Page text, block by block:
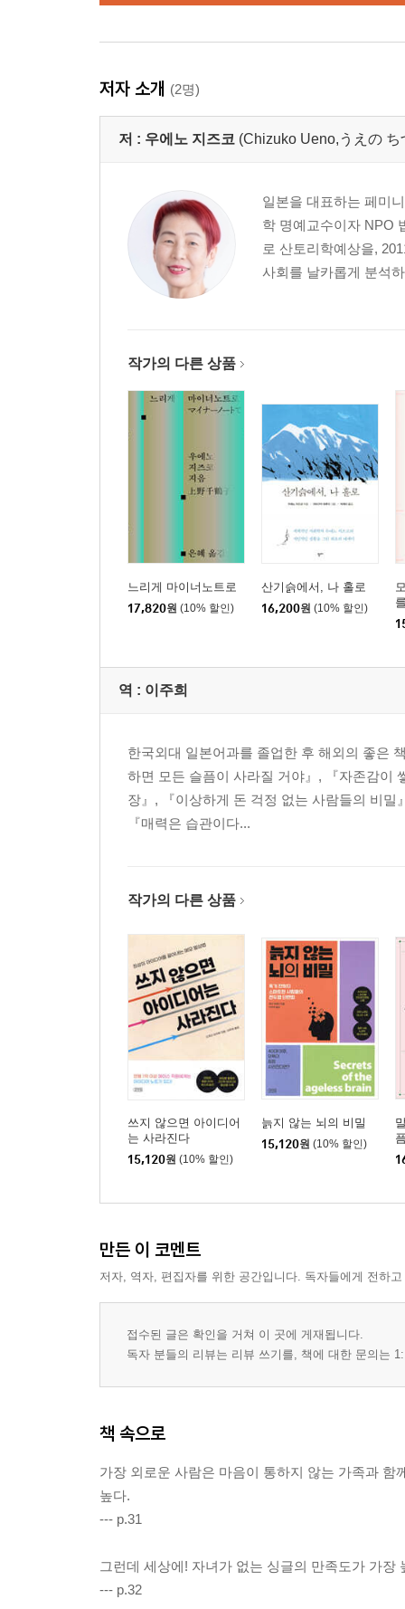
저자 소개 (2명)
저 : 우에노 지즈코 (Chizuko Ueno,うえの
일본을 대표하는 페미
학 명예교수이자 NPO
로 산토리학예상을,
사회를 날카롭게 분석
작가의 다른 상품
느리게 마이너노트로
17,820원 (10% 할인)
산기슭에서, 나 홀로
16,200원 (10% 할인)
역 : 이주희
한국외대 일본어과를 졸업한 후 해외의 좋은
하면 모든 슬픔이 사라질 거야』, 『자존감이
장』, 『이상하게 돈 걱정 없는 사람들의 비
『매력은 습관이다...
작가의 다른 상품
쓰지 않으면 아이디어
는 사라진다
15,120원 (10% 할인)
늙지 않는 뇌의 비밀
15,120원 (10% 할인)
만든 이 코멘트
저자, 역자, 편집자를 위한 공간입니다. 독자들에게 전하
접수된 글은 확인을 거쳐 이 곳에 게재됩니다.
독자 분들의 리뷰는 리뷰 쓰기를, 책에 대한 문의는
책 속으로
가장 외로운 사람은 마음이 통하지 않는 가족과
높다.
--- p.31
그런데 세상에! 자녀가 없는 싱글의 만족도가 가
--- p.32